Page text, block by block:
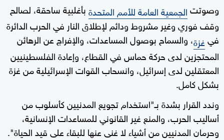
وصوتتالجمعية العامة للأمم المتحدةبأغلبية ساحقة، لصالح
وقف فوري وغير مشروط ودائم لإطلاق النار في الحرب الدائرة
فيغزة، والسماح بوصول المساعدات، والإفراج عن الرهائن
المحتجزين لدى حركة حماس في القطاع، وإعادة الفلسطينيين
المعتقلين لدى إسرائيل، وانسحاب القوات الإسرائيلية من غزة
بشكل كامل.
وندد القرار بشدة بـ"استخدام تجويع المدنيين كأسلوب من
أساليب الحرب، والمنع غير القانوني للمساعدات الإنسانية،
وحرمان المدنيين من أشياء لا غنى عنها للبقاء على قيد الحياة".